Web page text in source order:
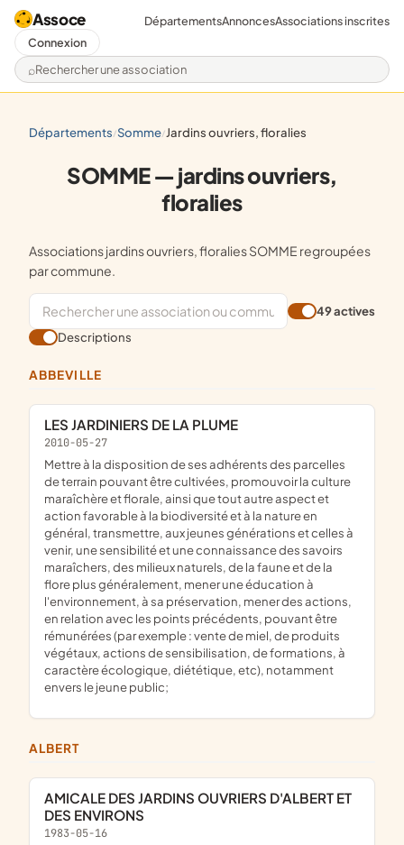
Assoce
Rechercher une association
DépartementsAnnoncesAssociations inscrites
Connexion
départements/ somme/ jardins ouvriers, floralies
SOMME — jardins ouvriers,
floralies
Associations jardins ouvriers, floralies SOMME regroupées
par commune.
49 actives
Descriptions
ABBEVILLE
LES JARDINIERS DE LA PLUME
2010-05-27
mettre à la disposition de ses adhérents des parcelles
de terrain pouvant être cultivées, promouvoir la culture
maraîchère et florale, ainsi que tout autre aspect et
action favorable à la biodiversité et à la nature en
général, transmettre, aux jeunes générations et celles à
venir, une sensibilité et une connaissance des savoirs
maraîchers, des milieux naturels, de la faune et de la
flore plus généralement, mener une éducation à
l'environnement, à sa préservation, mener des actions,
en relation avec les points précédents, pouvant être
rémunérées (par exemple : vente de miel, de produits
végétaux, actions de sensibilisation, de formations, à
caractère écologique, diététique, etc), notamment
envers le jeune public;
ALBERT
AMICALE DES JARDINS OUVRIERS D'ALBERT ET
DES ENVIRONS
1983-05-16